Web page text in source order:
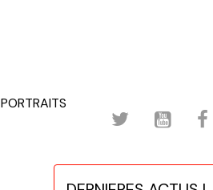
PORTRAITS